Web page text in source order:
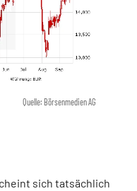
Quelle: Börsenmedien AG
sich tatsächlich